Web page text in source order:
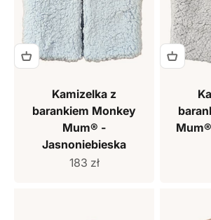
Kamizelka z
barankiem Monkey
Mum® -
Jasnoniebieska
Cena sprzedaży
183 zł